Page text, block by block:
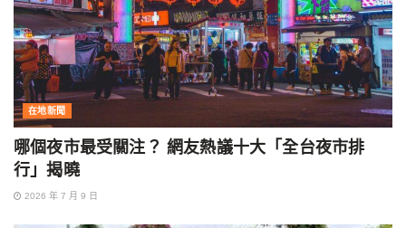
在地新聞
哪個夜市最受關注？ 網友熱議十大「全台夜市排
行」揭曉
2026 年 7 月 9 日